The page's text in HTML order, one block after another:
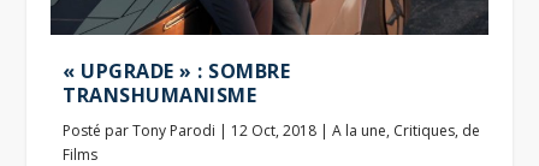
« UPGRADE » : SOMBRE
TRANSHUMANISME
Posté parTony Parodi | 12 Oct, 2018 |A la une, Critiques, de
Films